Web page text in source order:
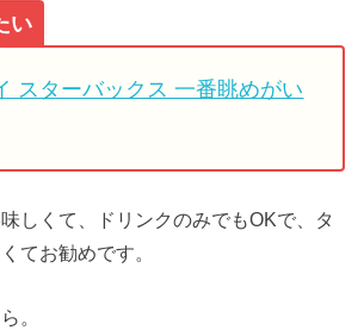
い
スターバックス 一番眺めがい
しくて、ドリンクのみでもOKで、タ
てお勧めです。
。